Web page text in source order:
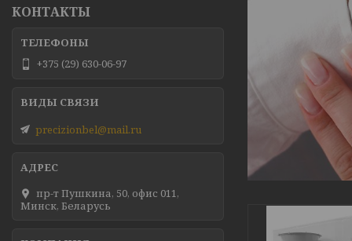
КОНТАКТЫ
+375 (29) 630-06-97
precizionbel@mail.ru
пр-т Пушкина, 50, офис 011,
Минск, Беларусь